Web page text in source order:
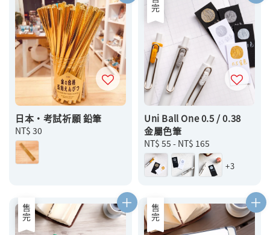
日本・考試祈願 鉛筆
Regular
price
NT$ 30
售完
Uni Ball One 0.5 / 0.38
金屬色筆
Regular
price
NT$ 55 - NT$ 165
+3
售完 售完